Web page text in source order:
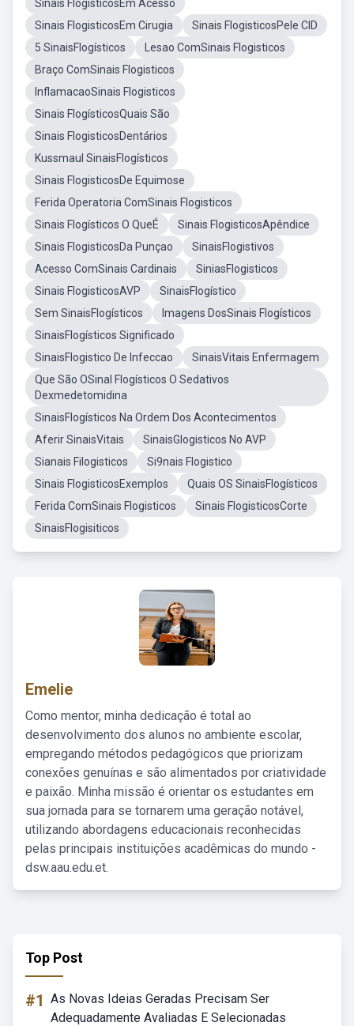
Sinais FlogisticosEm Acesso
Sinais FlogisticosEm Cirugia
Sinais FlogisticosPele CID
5 SinaisFlogísticos
Lesao ComSinais Flogisticos
Braço ComSinais Flogisticos
InflamacaoSinais Flogisticos
Sinais FlogísticosQuais São
Sinais FlogisticosDentários
Kussmaul SinaisFlogísticos
Sinais FlogisticosDe Equimose
Ferida Operatoria ComSinais Flogisticos
Sinais Flogísticos O QueÉ
Sinais FlogisticosApêndice
Sinais FlogisticosDa Punçao
SinaisFlogistivos
Acesso ComSinais Cardinais
SiniasFlogisticos
Sinais FlogisticosAVP
SinaisFlogístico
Sem SinaisFlogísticos
Imagens DosSinais Flogísticos
SinaisFlogísticos Significado
SinaisFlogistico De Infeccao
SinaisVitais Enfermagem
Que São OSinal Flogísticos O Sedativos
Dexmedetomidina
SinaisFlogísticos Na Ordem Dos Acontecimentos
Aferir SinaisVitais
SinaisGlogisticos No AVP
Sianais Filogisticos
Si9nais Flogistico
Sinais FlogisticosExemplos
Quais OS SinaisFlogísticos
Ferida ComSinais Flogisticos
Sinais FlogisticosCorte
SinaisFlogisiticos
Emelie
Como mentor, minha dedicação é total ao
desenvolvimento dos alunos no ambiente escolar,
empregando métodos pedagógicos que priorizam
conexões genuínas e são alimentados por criatividade
e paixão. Minha missão é orientar os estudantes em
sua jornada para se tornarem uma geração notável,
utilizando abordagens educacionais reconhecidas
pelas principais instituições acadêmicas do mundo -
dsw.aau.edu.et.
Top Post
#1 As Novas Ideias Geradas Precisam Ser
Adequadamente Avaliadas E Selecionadas